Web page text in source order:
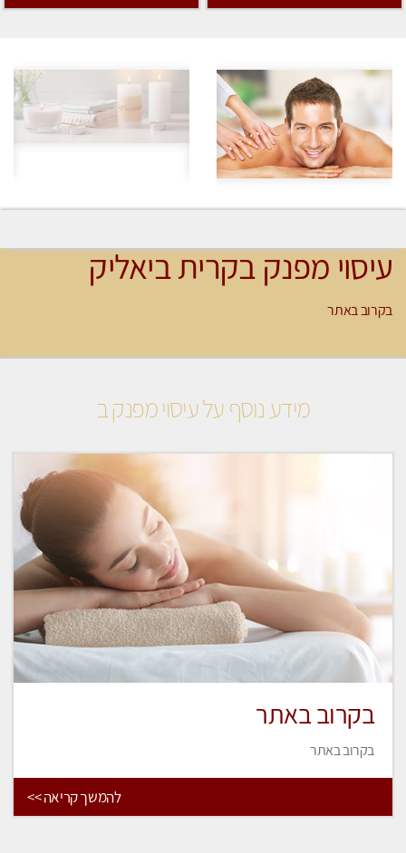
עיסוי מפנק בקרית ביאליק
בקרוב באתר
מידע נוסף על עיסוי מפנק ב
בקרוב באתר
בקרוב באתר
להמשך קריאה >>